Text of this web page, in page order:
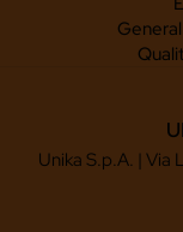
Unika S.p.A. | Via